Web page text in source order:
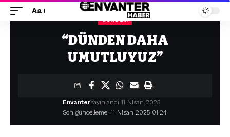
Aa
Envanter Haber>Gündem>“DÜNDEN DAHA UMUTLUYUZ”
GÜNDEM
“DÜNDEN DAHA
UMUTLUYUZ”
Son güncelleme: 11 Nisan 2025 01:24
EnvanterYayınlandı 11 Nisan 2025